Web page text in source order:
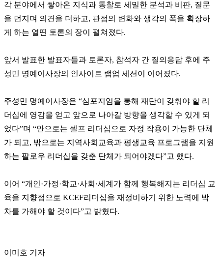
각 분야에서 쌓아온 지식과 통찰로 세밀한 분석과 비판, 질문
을 던지며 의견을 더하고, 관점의 변화와 생각의 폭을 확장하
게 하는 열띤 토론의 장이 펼쳐졌다.
앞서 발표한 발표자들과 토론자, 참석자 간 질의응답 후에 주
성민 명예이사장의 인사이트 랩업 세션이 이어졌다.
주성민 명예이사장은 “심포지엄을 통해 재단이 갖춰야 할 리
더십에 영감을 얻고 앞으로 나아갈 방향을 생각할 수 있게 되
었다”며 “안으로는 셀프 리더십으로 자정 작용이 가능한 단체
가 되고, 밖으로는 지역사회교육과 평생교육 프로그램을 지원
하는 팔로우 리더십을 갖춘 단체가 되어야겠다”고 했다.
이어 “개인·가정·학교·사회·세계가 함께 행복해지는 리더십 교
육을 지향점으로 KCEF리더십을 재정비하기 위한 노력에 박
차를 가해야 할 것이다”고 밝혔다.
이미호 기자